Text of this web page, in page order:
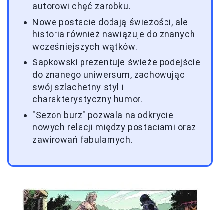
autorowi chęć zarobku.
Nowe postacie dodają świeżości, ale
historia również nawiązuje do znanych
wcześniejszych wątków.
Sapkowski prezentuje świeże podejście
do znanego uniwersum, zachowując
swój szlachetny styl i
charakterystyczny humor.
"Sezon burz" pozwala na odkrycie
nowych relacji między postaciami oraz
zawirowań fabularnych.